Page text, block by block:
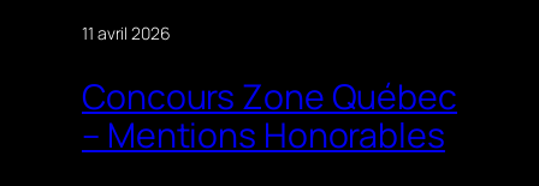
11 avril 2026
Concours Zone Québec
– Mentions Honorables